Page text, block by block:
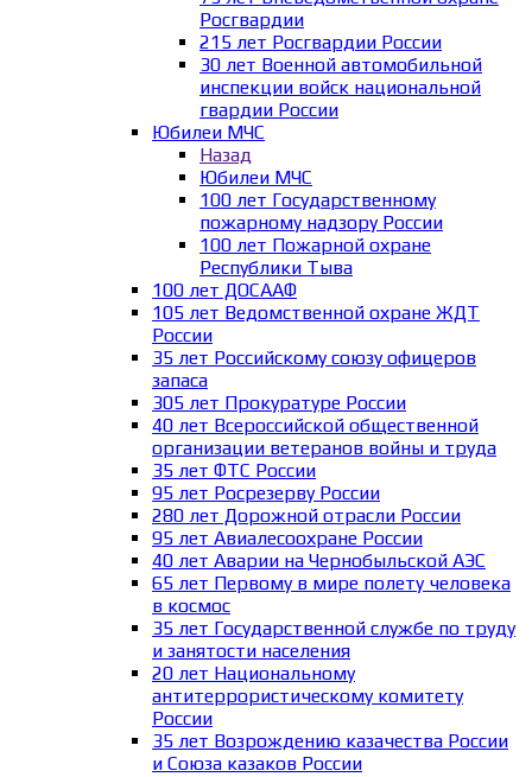
Росгвардии
215 лет Росгвардии России
30 лет Военной автомобильной
инспекции войск национальной
гвардии России
Юбилеи МЧС
Назад
Юбилеи МЧС
100 лет Государственному
пожарному надзору России
100 лет Пожарной охране
Республики Тыва
100 лет ДОСААФ
105 лет Ведомственной охране ЖДТ
России
35 лет Российскому союзу офицеров
запаса
305 лет Прокуратуре России
40 лет Всероссийской общественной
организации ветеранов войны и труда
35 лет ФТС России
95 лет Росрезерву России
280 лет Дорожной отрасли России
95 лет Авиалесоохране России
40 лет Аварии на Чернобыльской АЭС
65 лет Первому в мире полету человека
в космос
35 лет Государственной службе по труду
и занятости населения
20 лет Национальному
антитеррористическому комитету
России
35 лет Возрождению казачества России
и Союза казаков России